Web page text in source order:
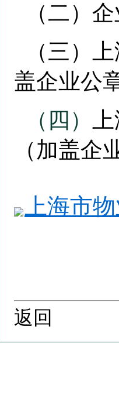
（二）
（三）
盖企业公
（四）
（加盖企
上海市
返回